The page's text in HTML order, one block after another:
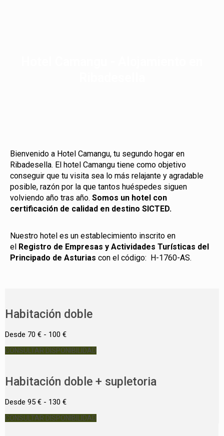
Bienvenido a Hotel Camangu, tu segundo hogar en
Ribadesella. El hotel Camangu tiene como objetivo
conseguir que tu visita sea lo más relajante y agradable
posible, razón por la que tantos huéspedes siguen
volviendo año tras año. Somos un hotel con
certificación de calidad en destino SICTED.
Nuestro hotel es un establecimiento inscrito en
el Registro de Empresas y Actividades Turísticas del
Principado de Asturias con el código: H-1760-AS.
Habitación doble
Desde 70 € - 100 €
CONSULTAR DISPONIBILIDAD
Habitación doble + supletoria
Desde 95 € - 130 €
CONSULTAR DISPONIBILIDAD